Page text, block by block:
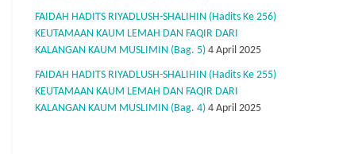
FAIDAH HADITS RIYADLUSH-SHALIHIN (Hadits Ke 256)
KEUTAMAAN KAUM LEMAH DAN FAQIR DARI
KALANGAN KAUM MUSLIMIN (Bag. 5) 4 April 2025
FAIDAH HADITS RIYADLUSH-SHALIHIN (Hadits Ke 255)
KEUTAMAAN KAUM LEMAH DAN FAQIR DARI
KALANGAN KAUM MUSLIMIN (Bag. 4) 4 April 2025